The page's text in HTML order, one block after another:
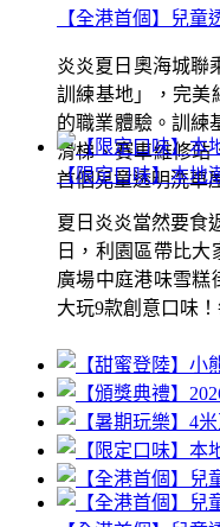
【全港首個】兒童
炎炎夏日奧海城聯
訓練基地」，完美
的職業體驗。訓練
滑梯、賽車維修站
首個兒童透明洗車
【限定口味】本地
夏日炎炎當然要食
日，利園區帶比
廣場中庭港味雪糕
大玩9款創意口味